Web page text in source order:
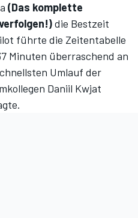
(Das komplette
)die Bestzeit
führte die Zeitentabelle
Minuten überraschend an
Umlauf der
Daniil Kwjat